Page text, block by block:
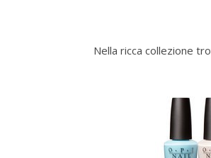
Nella ricca collezione